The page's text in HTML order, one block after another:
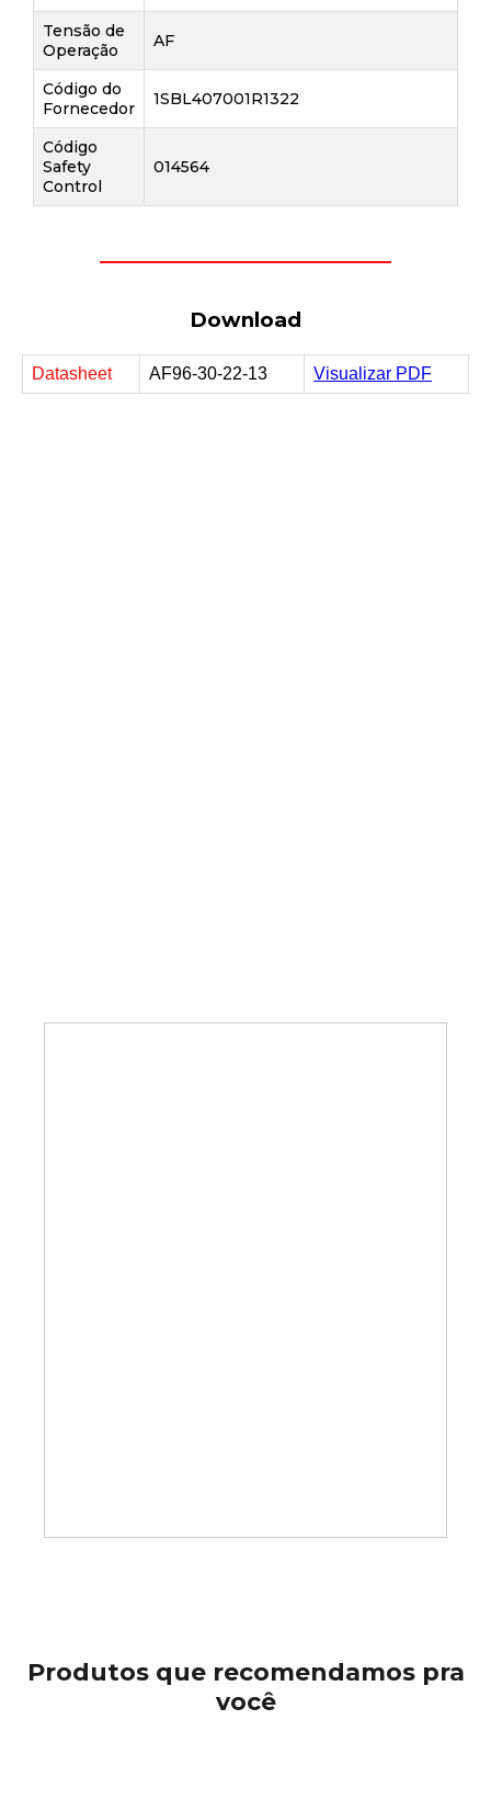
Tensão de
Operação
AF
Código do
Fornecedor
1SBL407001R1322
Código
Safety
Control
014564
Download
Datasheet AF96-30-22-13 Visualizar PDF
Produtos que recomendamos pra
você